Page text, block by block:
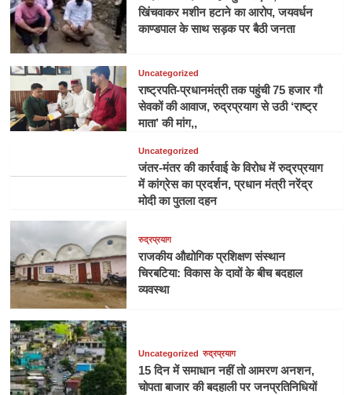
खिंचवाकर मशीन हटाने का आरोप, जयवर्धन
काण्डपाल के साथ सड़क पर बैठी जनता
Uncategorized
राष्ट्रपति-प्रधानमंत्री तक पहुंची 75 हजार गौ
सेवकों की आवाज, रुद्रप्रयाग से उठी ‘राष्ट्र
माता’ की मांग,,
Uncategorized
जंतर-मंतर की कार्रवाई के विरोध में रुद्रप्रयाग
में कांग्रेस का प्रदर्शन, प्रधान मंत्री नरेंद्र
मोदी का पुतला दहन
रुद्रप्रयाग
राजकीय औद्योगिक प्रशिक्षण संस्थान
चिरबटिया: विकास के दावों के बीच बदहाल
व्यवस्था
Uncategorized रुद्रप्रयाग
15 दिन में समाधान नहीं तो आमरण अनशन,
चोपता बाजार की बदहाली पर जनप्रतिनिधियों